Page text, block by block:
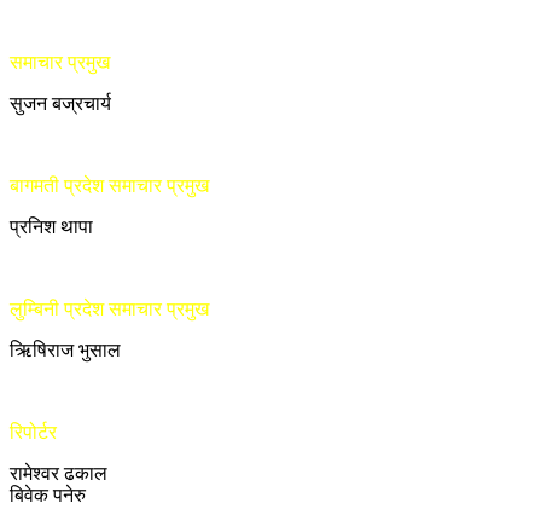
समाचार प्रमुख
सुजन बज्रचार्य
बागमती प्रदेश समाचार प्रमुख
प्रनिश थापा
लुम्बिनी प्रदेश समाचार प्रमुख
ऋिषिराज भुसाल
रिपोर्टर
रामेश्वर ढकाल
बिवेक पनेरु